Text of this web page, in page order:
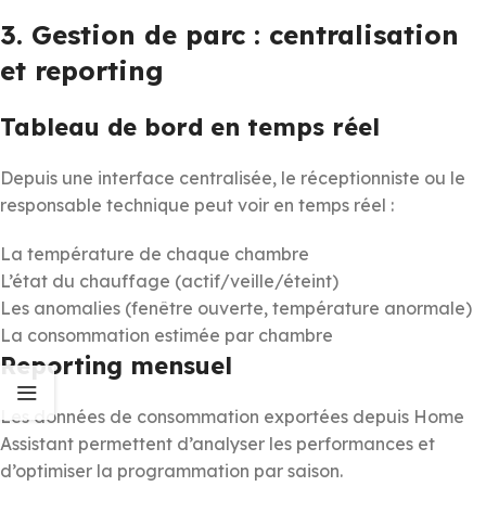
3. Gestion de parc : centralisation
et reporting
Tableau de bord en temps réel
Depuis une interface centralisée, le réceptionniste ou le
responsable technique peut voir en temps réel :
La température de chaque chambre
L’état du chauffage (actif/veille/éteint)
Les anomalies (fenêtre ouverte, température anormale)
La consommation estimée par chambre
Reporting mensuel
Les données de consommation exportées depuis Home
Assistant permettent d’analyser les performances et
d’optimiser la programmation par saison.